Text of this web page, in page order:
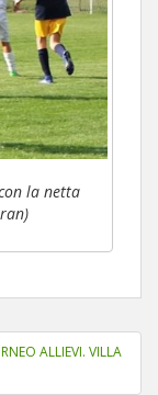
la netta
ALLIEVI. VILLA